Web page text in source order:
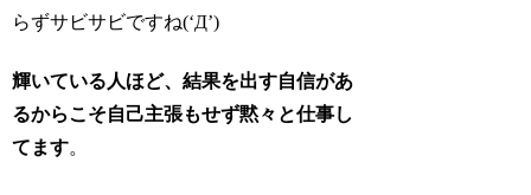
らずサビサビですね(‘Д’)
輝いている人ほど、結果を出す自信があ
るからこそ自己主張もせず黙々と仕事し
てます。